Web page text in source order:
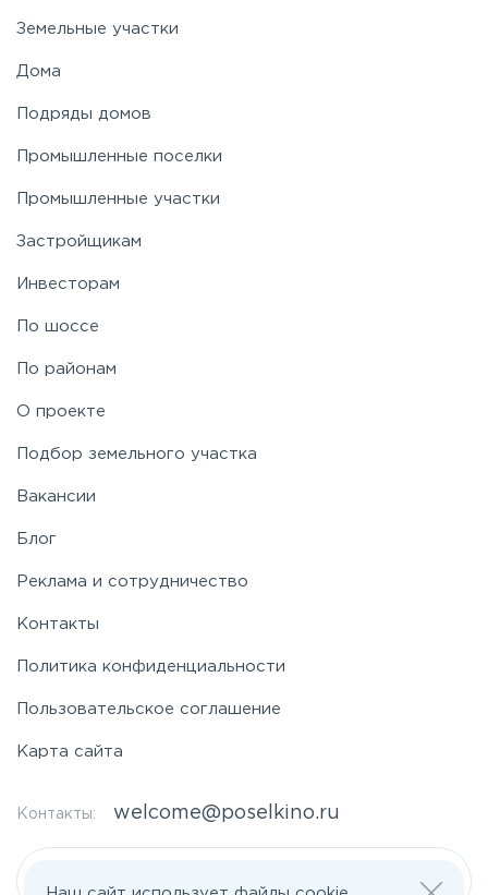
Носовихинское
Рогачёвское
Таракановское
Щелковское
Земельные участки
Дома
Подряды домов
Промышленные поселки
Промышленные участки
Застройщикам
Инвесторам
По шоссе
По районам
О проекте
Подбор земельного участка
Вакансии
Блог
Реклама и сотрудничество
Контакты
Политика конфиденциальности
Пользовательское соглашение
Карта сайта
Контакты: welcome@poselkino.ru